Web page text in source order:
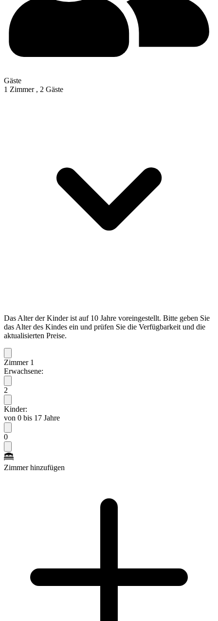
Gäste
1 Zimmer , 2 Gäste
Das Alter der Kinder ist auf 10 Jahre voreingestellt. Bitte geben Sie
das Alter des Kindes ein und prüfen Sie die Verfügbarkeit und die
aktualisierten Preise.
Zimmer 1
Erwachsene:
2
Kinder:
von 0 bis 17 Jahre
0
Zimmer hinzufügen